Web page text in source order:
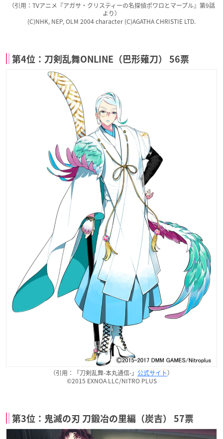
（引用：TVアニメ『アガサ・クリスティーの名探偵ポワロとマープル』第9話
より）
(C)NHK, NEP, OLM 2004 character (C)AGATHA CHRISTIE LTD.
第4位：刀剣乱舞ONLINE（巴形薙刀） 56票
（引用：「刀剣乱舞-本丸通信-」 公式サイト）
©2015 EXNOA LLC/NITRO PLUS
第3位：鬼滅の刃 刀鍛冶の里編（炭吉） 57票